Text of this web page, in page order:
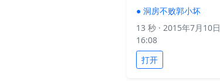
● 洞房不败郭小坏
13 秒 · 2015年7月10日
16:08
打开